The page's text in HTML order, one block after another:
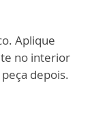
Aplique
no interior
depois.